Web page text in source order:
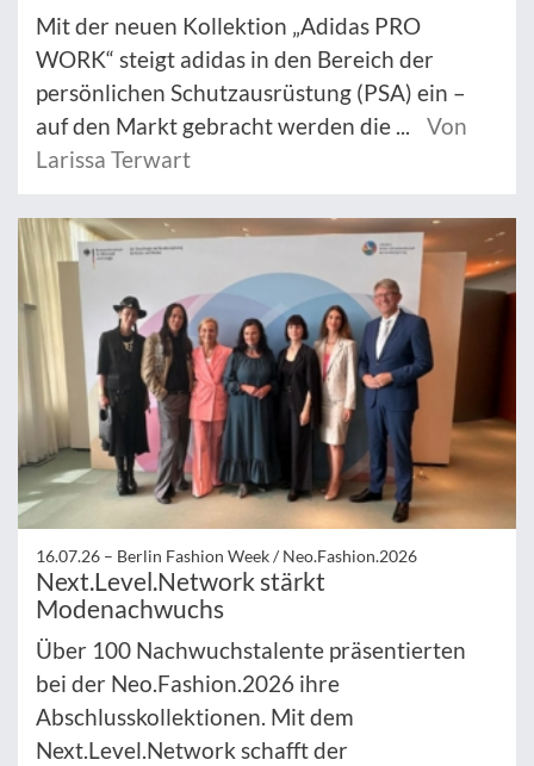
Mit der neuen Kollektion „Adidas PRO
WORK“ steigt adidas in den Bereich der
persönlichen Schutzausrüstung (PSA) ein –
auf den Markt gebracht werden die ...
Von
Larissa Terwart
16.07.26 – Berlin Fashion Week / Neo.Fashion.2026
Next.Level.Network stärkt
Modenachwuchs
Über 100 Nachwuchstalente präsentierten
bei der Neo.Fashion.2026 ihre
Abschlusskollektionen. Mit dem
Next.Level.Network schafft der